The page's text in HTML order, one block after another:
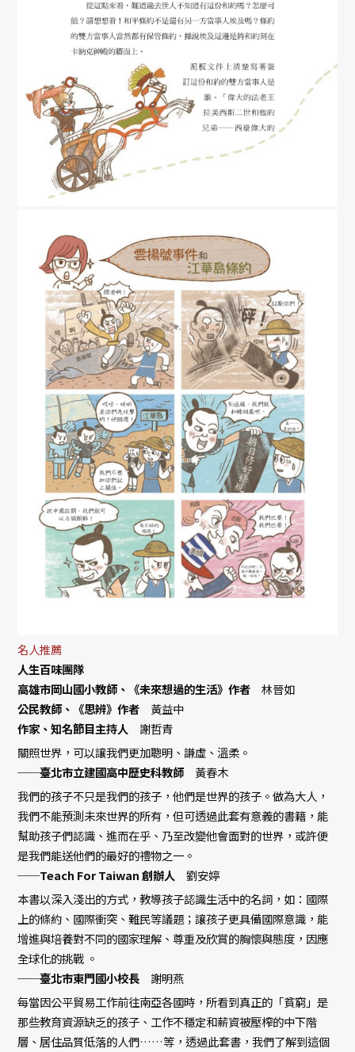
名人推薦
人生百味團隊
高雄市岡山國小教師、《未來想過的生活》作者 林晉如
公民教師、《思辨》作者 黃益中
作家、知名節目主持人 謝哲青
關照世界，可以讓我們更加聰明、謙虛、溫柔。
──臺北市立建國高中歷史科教師黃春木
我們的孩子不只是我們的孩子，他們是世界的孩子。做為大人，
我們不能預測未來世界的所有，但可透過此套有意義的書籍，能
幫助孩子們認識、進而在乎、乃至改變他會面對的世界，或許便
是我們能送他們的最好的禮物之一。
──Teach For Taiwan 創辦人 劉安婷
本書以深入淺出的方式，教導孩子認識生活中的名詞，如：國際
上的條約、國際衝突、難民等議題；讓孩子更具備國際意識，能
增進與培養對不同的國家理解、尊重及欣賞的胸懷與態度，因應
全球化的挑戰 。
──臺北市東門國小校長 謝明燕
每當因公平貿易工作前往南亞各國時，所看到真正的「貧窮」是
那些教育資源缺乏的孩子、工作不穩定和薪資被壓榨的中下階
層、居住品質低落的人們……等，透過此套書，我們了解到這個